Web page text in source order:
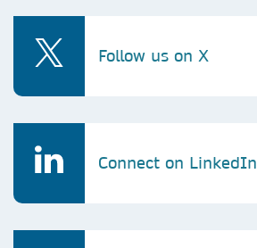
Follow us on X
Connect on LinkedIn